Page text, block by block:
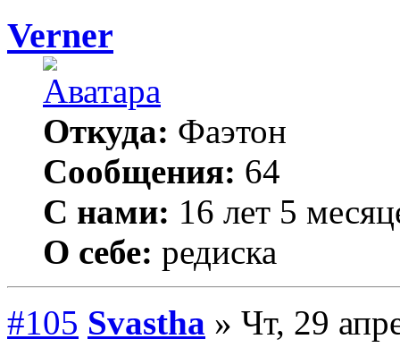
Verner
Откуда: Фаэтон
Сообщения: 64
С нами: 16 лет 5
О себе: редиска
#105 Svastha » Чт, 29